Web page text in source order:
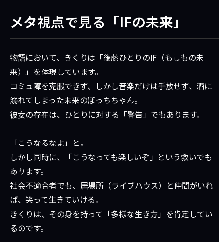
メタ視点で見る「IFの未来」
物語において、きくりは「後藤ひとりのIF（もしもの未
来）」を体現しています。
コミュ障を克服できず、しかし音楽だけは手放せず、酒に
溺れてしまった未来のぼっちちゃん。
彼女の存在は、ひとりに対する「警告」でもあります。
「こうなるなよ」と。
しかし同時に、「こうなっても楽しいぞ」という救いでも
あります。
社会不適合者でも、居場所（ライブハウス）と仲間がいれ
ば、笑って生きていける。
きくりは、その身を持って「多様な生き方」を肯定してい
るのです。